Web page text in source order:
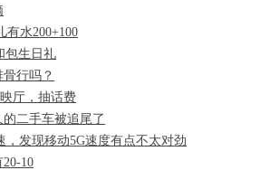
有水200+100
包生日礼
行吗？
厅，抽话费
二手车被追尾了
，发现移动5G速度有点不太对劲
10